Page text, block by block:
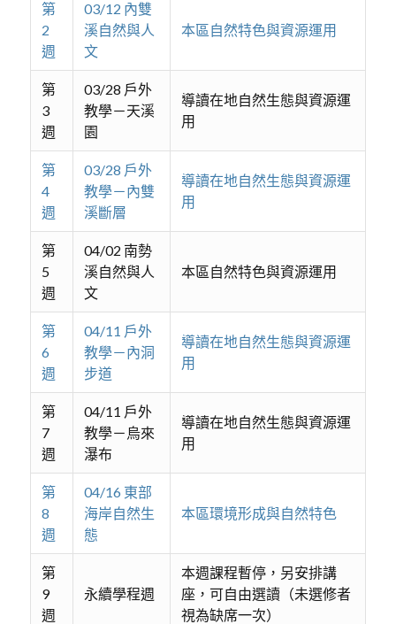
第
2
週
03/12 內雙
溪自然與人
文
本區自然特色與資源運用
第
3
週
03/28 戶外
教學－天溪
園
導讀在地自然生態與資源運
用
第
4
週
03/28 戶外
教學－內雙
溪斷層
導讀在地自然生態與資源運
用
第
5
週
04/02 南勢
溪自然與人
文
本區自然特色與資源運用
第
6
週
04/11 戶外
教學－內洞
步道
導讀在地自然生態與資源運
用
第
7
週
04/11 戶外
教學－烏來
瀑布
導讀在地自然生態與資源運
用
第
8
週
04/16 東部
海岸自然生
態
本區環境形成與自然特色
第
9
週
永續學程週
本週課程暫停，另安排講
座，可自由選讀（未選修者
視為缺席一次）